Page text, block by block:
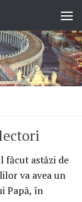
făcut astăzi de
va avea un
Papă, în